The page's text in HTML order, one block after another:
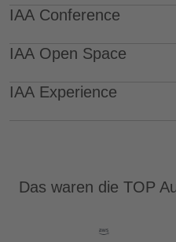
IAA Conference
IAA Open Space
IAA Experience
Das waren die TOP